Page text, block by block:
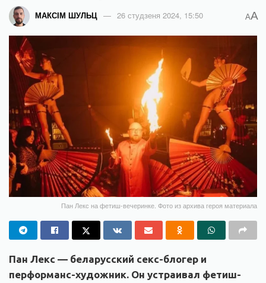
МАКСІМ ШУЛЬЦ 26 студзеня 2024, 15:50 AA
Пан Лекс на фетиш-вечеринке. Фото из архива героя материала
Пан Лекс — беларусский секс-блогер и
перформанс-художник. Он устраивал фетиш-